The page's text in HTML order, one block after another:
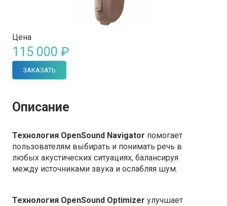
Цена
115 000 ₽
ЗАКАЗАТЬ
Описание
Технология OpenSound Navigator помогает
пользователям выбирать и понимать речь в
любых акустических ситуациях, балансируя
между источниками звука и ослабляя шум.
Технология OpenSound Optimizer улучшает